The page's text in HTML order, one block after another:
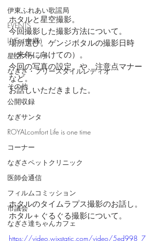
伊東ふれあい歌謡局
EVENTS
LIVE（中継）
星空スケッチ
なぎさ・フリースタイルレディオ
その他
公開収録
なぎサンタ
ROYALcomfort Life is one time
コーナー
なぎさペットクリニック
医師会通信
フィルムコミッション
市議会
なぎさ達ちゃんカフェ
ホタルと星空撮影。
今回撮影した撮影方法について。
場所選び。ゲンジボタルの撮影日時
（来年に向けての）。
今回の写真の設定。や、注意点マナー
など。
お話しいただきました。
ホタルのタイムラプス撮影のお話し。
ホタル＋ぐるぐる撮影について。
https://video.wixstatic.com/video/5ed998_7